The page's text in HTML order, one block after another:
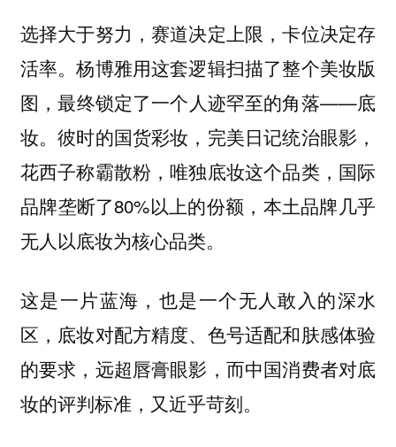
选择大于努力，赛道决定上限，卡位决定存
活率。杨博雅用这套逻辑扫描了整个美妆版
图，最终锁定了一个人迹罕至的角落——底
妆。彼时的国货彩妆，完美日记统治眼影，
花西子称霸散粉，唯独底妆这个品类，国际
品牌垄断了80%以上的份额，本土品牌几乎
无人以底妆为核心品类。
这是一片蓝海，也是一个无人敢入的深水
区，底妆对配方精度、色号适配和肤感体验
的要求，远超唇膏眼影，而中国消费者对底
妆的评判标准，又近乎苛刻。